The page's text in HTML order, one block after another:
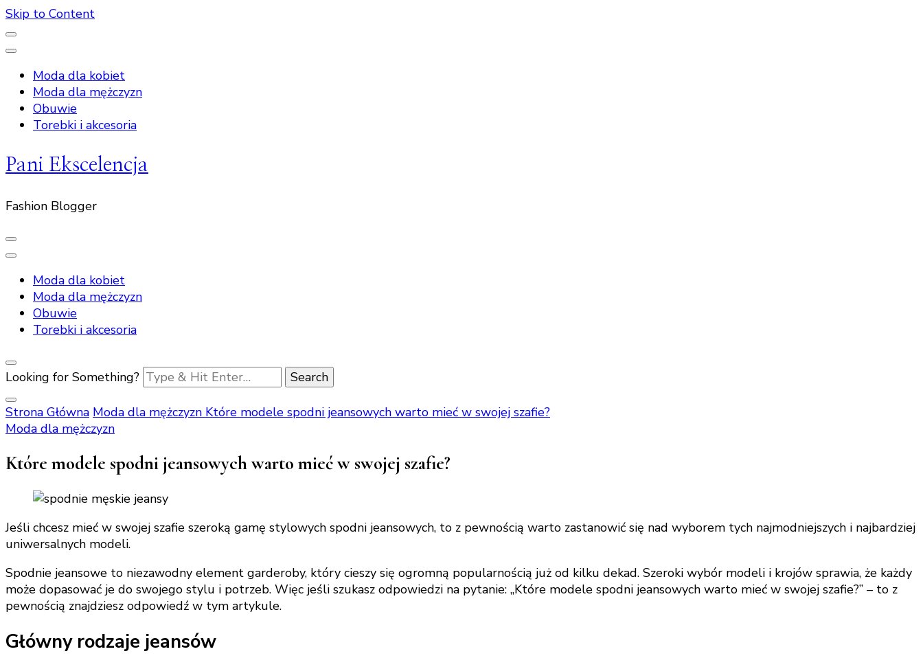
Skip to Content
Moda dla kobiet
Moda dla mężczyzn
Obuwie
Torebki i akcesoria
Pani Ekscelencja
Fashion Blogger
Moda dla kobiet
Moda dla mężczyzn
Obuwie
Torebki i akcesoria
Looking for Something?
Strona Główna Moda dla mężczyzn Które modele spodni jeansowych warto mieć w swojej szafie?
Moda dla mężczyzn
Które modele spodni jeansowych warto mieć w swojej szafie?
Jeśli chcesz mieć w swojej szafie szeroką gamę stylowych spodni jeansowych, to z pewnością warto zastanowić się nad wyborem tych najmodniejszych i najbardziej
uniwersalnych modeli.
Spodnie jeansowe to niezawodny element garderoby, który cieszy się ogromną popularnością już od kilku dekad. Szeroki wybór modeli i krojów sprawia, że każdy
może dopasować je do swojego stylu i potrzeb. Więc jeśli szukasz odpowiedzi na pytanie: „Które modele spodni jeansowych warto mieć w swojej szafie?” – to z
pewnością znajdziesz odpowiedź w tym artykule.
Główny rodzaje jeansów